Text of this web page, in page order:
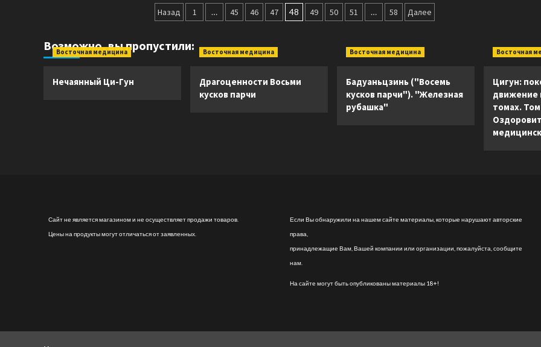
о
лимфе.
правильно
заботиться
здоровье
Пагинация
Назад 1 … 45 46 47 48 49 50 51 … 58 Далее
Возможно, вы пропустили:
Восточная медицина
Нечаянный Ци-Гун
Восточная медицина
Драгоценности Восьми
кусков парчи
Восточная медицина
Бадуаньцзинь ("Восемь
кусков парчи"). "Железная
рубашка"
Восточная
Цигун:
движение
томах.
Сайт не является магазином и не осуществляет продажи товаров.
Цены на продукты могут отличаться от заявленных.
Если Вы обнаружили на нашем сайте материалы, которые нарушают авторские
права,
принадлежащие Вам, Вашей компании или организации, пожалуйста, сообщите
нам.
На сайте могут быть опубликованы материалы 18+!